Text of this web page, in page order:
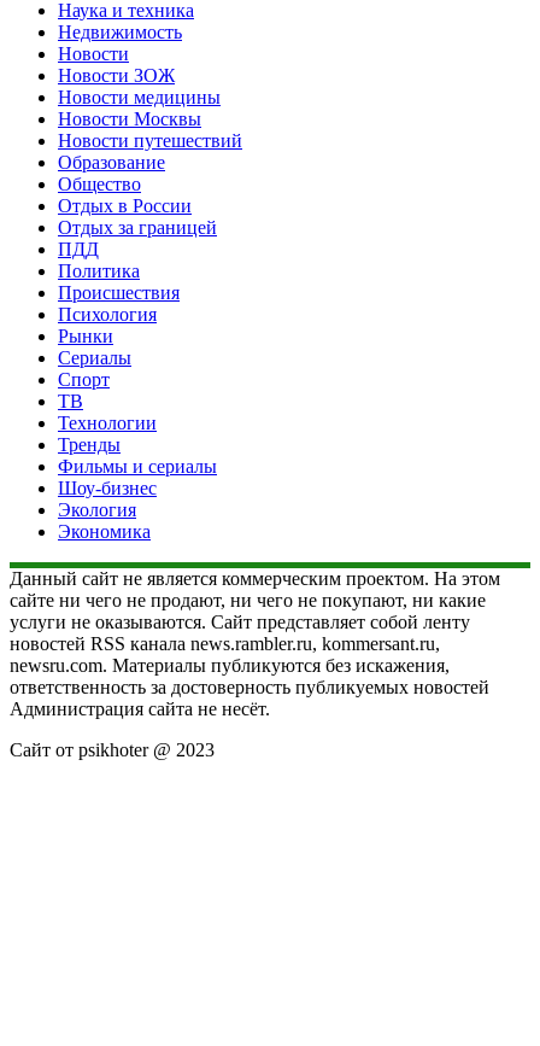
Наука и техника
Недвижимость
Новости
Новости ЗОЖ
Новости медицины
Новости Москвы
Новости путешествий
Образование
Общество
Отдых в России
Отдых за границей
ПДД
Политика
Происшествия
Психология
Рынки
Сериалы
Спорт
ТВ
Технологии
Тренды
Фильмы и сериалы
Шоу-бизнес
Экология
Экономика
Данный сайт не является коммерческим проектом. На этом
сайте ни чего не продают, ни чего не покупают, ни какие
услуги не оказываются. Сайт представляет собой ленту
новостей RSS канала news.rambler.ru, kommersant.ru,
newsru.com. Материалы публикуются без искажения,
ответственность за достоверность публикуемых новостей
Администрация сайта не несёт.
Сайт от psikhoter @ 2023